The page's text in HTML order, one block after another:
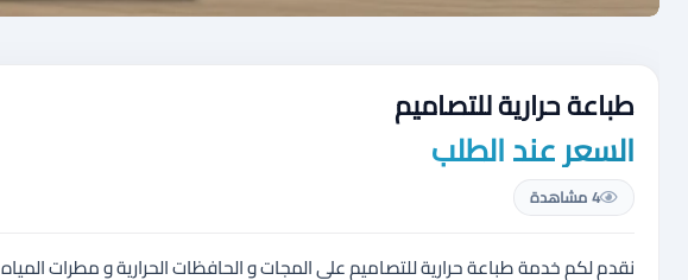
طباعة حرارية للتصاميم
السعر عند الطلب
4 مشاهدة
نقدم لكم خدمة طباعة حرارية للتصاميم على المجات و الحافظات الحرارية و مطرات المياه